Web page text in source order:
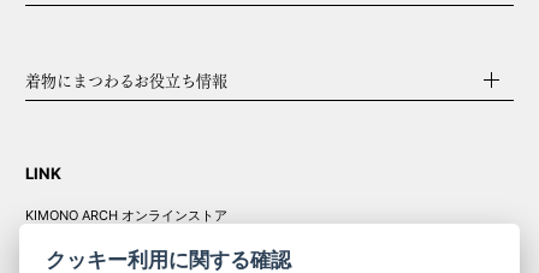
着物にまつわるお役立ち情報
LINK
KIMONO ARCH オンラインストア
クッキー利用に関する確認